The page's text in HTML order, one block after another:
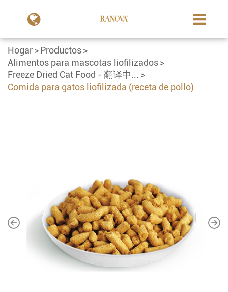
Hogar
Productos
Alimentos para mascotas liofilizados
Freeze Dried Cat Food - 翻译中...
Comida para gatos liofilizada (receta de pollo)